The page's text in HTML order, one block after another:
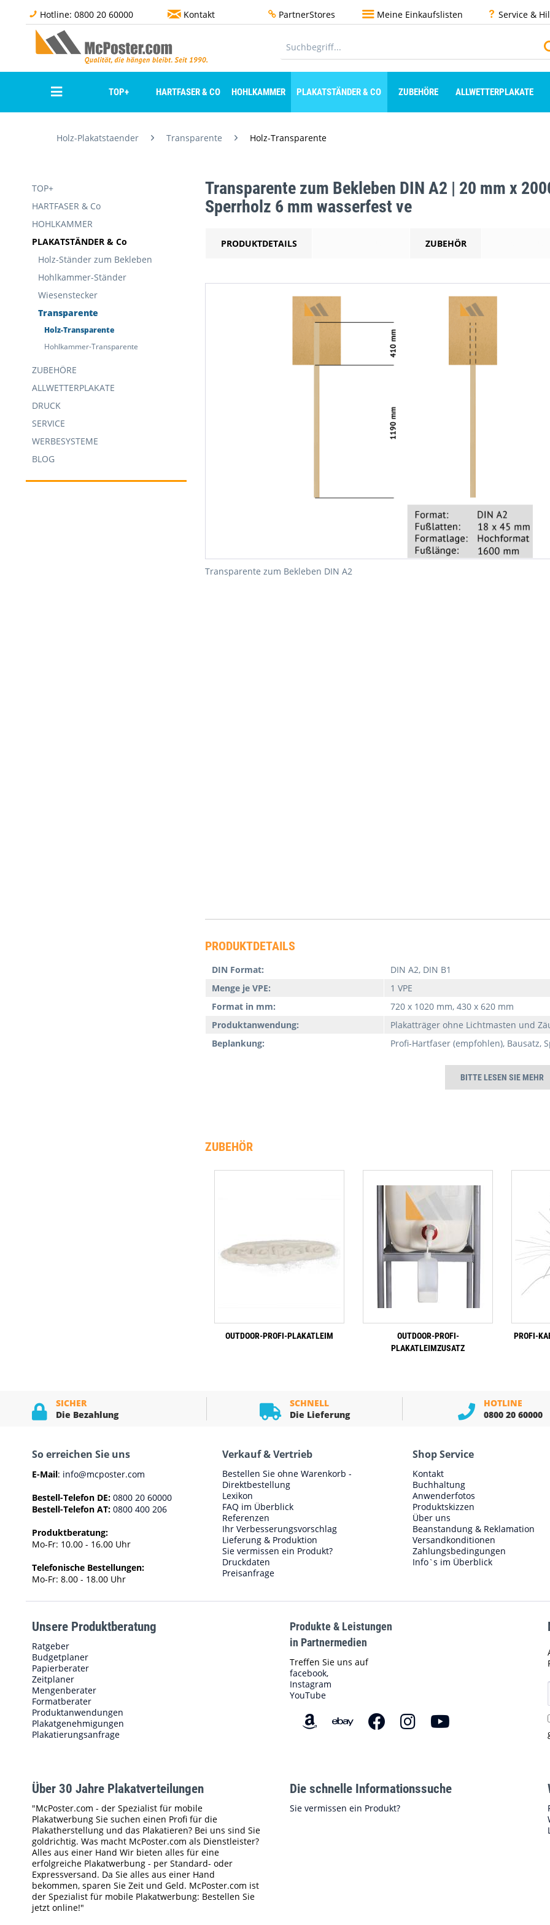
Hotline: 0800 20 60000 Kontakt PartnerStores Meine Einkaufslisten Service &
TOP+ HARTFASER & CO HOHLKAMMER PLAKATSTÄNDER & CO ZUBEHÖRE ALLWETTERPLAKATE
Holz-Plakatstaender Transparente Holz-Transparente
TOP+
HARTFASER & Co
HOHLKAMMER
PLAKATSTÄNDER & Co
Holz-Ständer zum Bekleben
Hohlkammer-Ständer
Wiesenstecker
Transparente
Holz-Transparente
Hohlkammer-Transparente
ZUBEHÖRE
ALLWETTERPLAKATE
DRUCK
SERVICE
WERBESYSTEME
BLOG
Transparente zum Bekleben DIN A2 | 20 mm x
Sperrholz 6 mm wasserfest ve
PRODUKTDETAILS ZUBEHÖR
Transparente zum Bekleben DIN A2
PRODUKTDETAILS
DIN Format:
DIN A2, DIN B1
Menge je VPE:
1 VPE
Format in mm:
720 x 1020 mm, 430 x 620 mm
Produktanwendung:
Plakatträger ohne Lichtmasten und
Beplankung:
Profi-Hartfaser (empfohlen), Bausatz,
BITTE LESEN SIE MEHR
ZUBEHÖR
OUTDOOR-PROFI-PLAKATLEIM
OUTDOOR-PROFI-
PLAKATLEIMZUSATZ
PROFI-
SICHER
Die Bezahlung
SCHNELL
Die Lieferung
HOTLINE
0800 20 60000
So erreichen Sie uns
E-Mail: info@mcposter.com
Bestell-Telefon DE: 0800 20 60000
Bestell-Telefon AT: 0800 400 206
Produktberatung:
Mo-Fr: 10.00 - 16.00 Uhr
Telefonische Bestellungen:
Mo-Fr: 8.00 - 18.00 Uhr
Verkauf & Vertrieb
Bestellen Sie ohne Warenkorb -
Direktbestellung
Lexikon
FAQ im Überblick
Referenzen
Ihr Verbesserungsvorschlag
Lieferung & Produktion
Sie vermissen ein Produkt?
Druckdaten
Preisanfrage
Shop Service
Kontakt
Buchhaltung
Anwenderfotos
Produktskizzen
Über uns
Beanstandung & Reklamation
Versandkonditionen
Zahlungsbedingungen
Info`s im Überblick
Unsere Produktberatung
Ratgeber
Budgetplaner
Papierberater
Zeitplaner
Mengenberater
Formatberater
Produktanwendungen
Plakatgenehmigungen
Plakatierungsanfrage
Produkte & Leistungen
in Partnermedien
Treffen Sie uns auf
facebook,
Instagram
YouTube
Über 30 Jahre Plakatverteilungen
"McPoster.com - der Spezialist für mobile
Plakatwerbung Sie suchen einen Profi für die
Plakatherstellung und das Plakatieren? Bei uns sind Sie
goldrichtig. Was macht McPoster.com als Dienstleister?
Alles aus einer Hand Wir bieten alles für eine
erfolgreiche Plakatwerbung - per Standard- oder
Expressversand. Da Sie alles aus einer Hand
bekommen, sparen Sie Zeit und Geld. McPoster.com ist
der Spezialist für mobile Plakatwerbung: Bestellen Sie
jetzt online!"
Die schnelle Informationssuche
Sie vermissen ein Produkt?